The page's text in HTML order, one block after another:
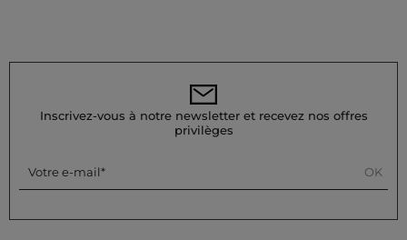
pratiques pour affronter les variations de températures. Parfait
grâce à ses matières déperlantes comme le coton gabardine ou
le similicuir. Certains modèles sont dotés d’une capuche, parfois
amovible, pour vous garder au sec. Si vous cherchez un trench
plus chaud, privilégiez un modèle en laine mélangée. Léger et
transition tout en douceur entre deux saisons.
Inscrivez-vous à notre newsletter et recevez nos offres
privilèges
Votre e-mail OK